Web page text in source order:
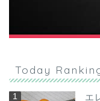
Today
エ